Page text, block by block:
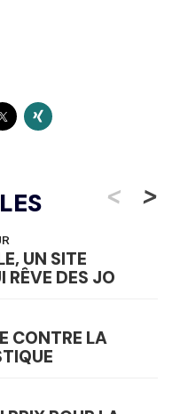
<
UN SITE
RÊVE DES JO
CONTRE LA
>